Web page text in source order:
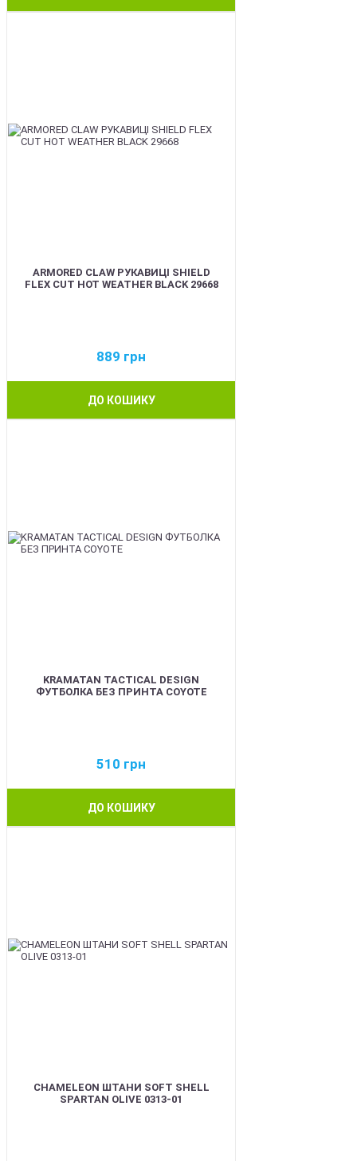
ARMORED CLAW РУКАВИЦІ SHIELD
FLEX CUT HOT WEATHER BLACK 29668
889 грн
ДО КОШИКУ
KRAMATAN TACTICAL DESIGN
ФУТБОЛКА БЕЗ ПРИНТА COYOTE
510 грн
ДО КОШИКУ
CHAMELEON ШТАНИ SOFT SHELL
SPARTAN OLIVE 0313-01